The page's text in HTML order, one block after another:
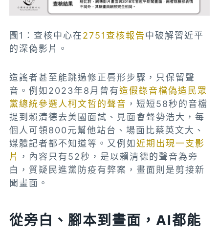
圖1：查核中心在2751查核報告中破解習近平
的深偽影片。
造謠者甚至能跳過修正唇形步驟，只保留聲
音。例如2023年8月曾有造假錄音檔偽造民眾
黨總統參選人柯文哲的聲音 ，短短58秒的音檔
提到賴清德去美國面試、見面會聲勢浩大，每
個人可領800元幫他站台、場面比蔡英文大、
媒體記者都不知道等。又例如近期出現一支影
片
，內容只有52秒，是以賴清德的聲音為旁
白，質疑民進黨防疫有弊案，畫面則是剪接新
聞畫面。
從旁白、腳本到畫面，AI都能